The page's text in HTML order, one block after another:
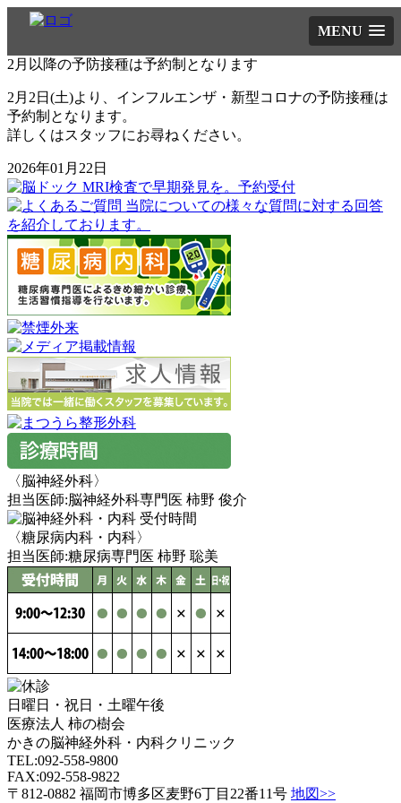
MENU
2月以降の予防接種は予約制となります
2月2日(土)より、インフルエンザ・新型コロナの予防接種は
予約制となります。
詳しくはスタッフにお尋ねください。
2026年01月22日
〈脳神経外科〉
担当医師: 脳神経外科専門医 柿野 俊介
〈糖尿病内科・内科〉
担当医師:糖尿病専門医 柿野 聡美
日曜日・祝日・土曜午後
医療法人 柿の樹会
かきの脳神経外科・内科クリニック
TEL:092-558-9800
FAX:092-558-9822
〒812-0882 福岡市博多区麦野6丁目22番11号 地図>>